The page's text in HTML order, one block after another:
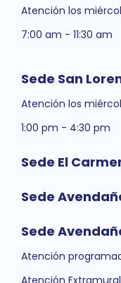
Atención los
7:00 am - 11:30 am
Sede San
Atención los
1:00 pm - 4:30 pm
Sede El
Sede
Sede
Atención